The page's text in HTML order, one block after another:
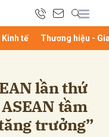
Kinh tế Thương hiệu -
lần thứ
tầm
trưởng”